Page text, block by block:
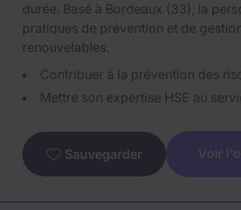
durée. Basé à Bordeaux (33), la
pratiques de prévention et de
renouvelables.
Contribuer à la prévention des
Mettre son expertise HSE au
Sauvegarder Voir